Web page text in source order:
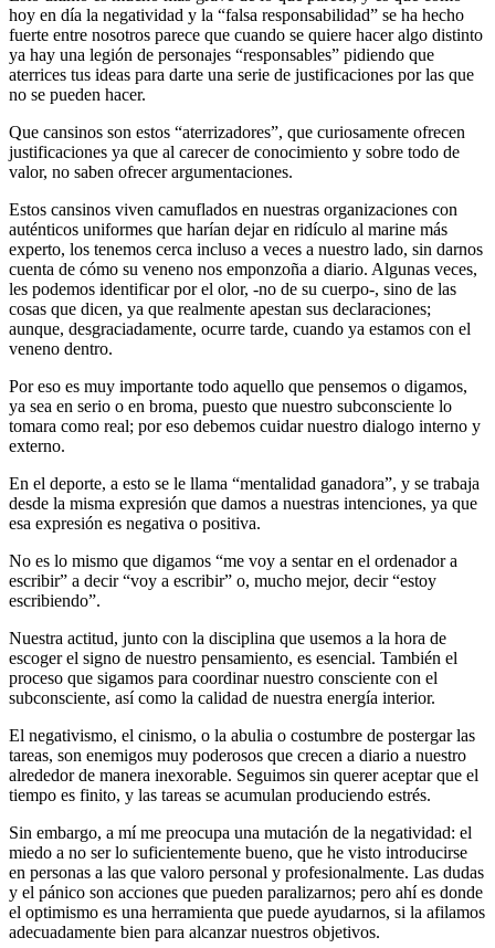
hoy en día la negatividad y la “falsa responsabilidad” se ha hecho
fuerte entre nosotros parece que cuando se quiere hacer algo distinto
ya hay una legión de personajes “responsables” pidiendo que
aterrices tus ideas para darte una serie de justificaciones por las que
no se pueden hacer.
Que cansinos son estos “aterrizadores”, que curiosamente ofrecen
justificaciones ya que al carecer de conocimiento y sobre todo de
valor, no saben ofrecer argumentaciones.
Estos cansinos viven camuflados en nuestras organizaciones con
auténticos uniformes que harían dejar en ridículo al marine más
experto, los tenemos cerca incluso a veces a nuestro lado, sin darnos
cuenta de cómo su veneno nos emponzoña a diario. Algunas veces,
les podemos identificar por el olor, -no de su cuerpo-, sino de las
cosas que dicen, ya que realmente apestan sus declaraciones;
aunque, desgraciadamente, ocurre tarde, cuando ya estamos con el
veneno dentro.
Por eso es muy importante todo aquello que pensemos o digamos,
ya sea en serio o en broma, puesto que nuestro subconsciente lo
tomara como real; por eso debemos cuidar nuestro dialogo interno y
externo.
En el deporte, a esto se le llama “mentalidad ganadora”, y se trabaja
desde la misma expresión que damos a nuestras intenciones, ya que
esa expresión es negativa o positiva.
No es lo mismo que digamos “me voy a sentar en el ordenador a
escribir” a decir “voy a escribir” o, mucho mejor, decir “estoy
escribiendo”.
Nuestra actitud, junto con la disciplina que usemos a la hora de
escoger el signo de nuestro pensamiento, es esencial. También el
proceso que sigamos para coordinar nuestro consciente con el
subconsciente, así como la calidad de nuestra energía interior.
El negativismo, el cinismo, o la abulia o costumbre de postergar las
tareas, son enemigos muy poderosos que crecen a diario a nuestro
alrededor de manera inexorable. Seguimos sin querer aceptar que el
tiempo es finito, y las tareas se acumulan produciendo estrés.
Sin embargo, a mí me preocupa una mutación de la negatividad: el
miedo a no ser lo suficientemente bueno, que he visto introducirse
en personas a las que valoro personal y profesionalmente. Las dudas
y el pánico son acciones que pueden paralizarnos; pero ahí es donde
el optimismo es una herramienta que puede ayudarnos, si la afilamos
adecuadamente bien para alcanzar nuestros objetivos.